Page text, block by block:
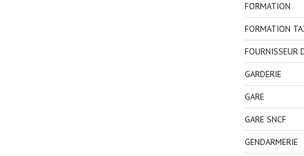
FORMATION
FORMATION
FOURNISSEUR
GARDERIE
GARE
GARE SNCF
GENDARMERIE